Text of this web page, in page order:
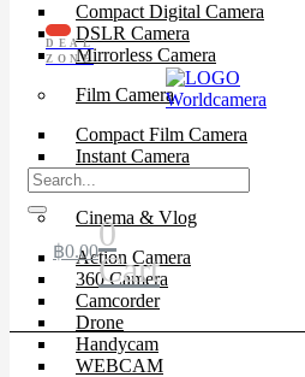
Compact Digital Camera
DSLR Camera
Mirrorless Camera
Film Camera
Compact Film Camera
Instant Camera
SLR Camera
Cinema & Vlog
Action Camera
360 Camera
Camcorder
Drone
Handycam
WEBCAM
DEAL
ZONE
฿0.000
Cart